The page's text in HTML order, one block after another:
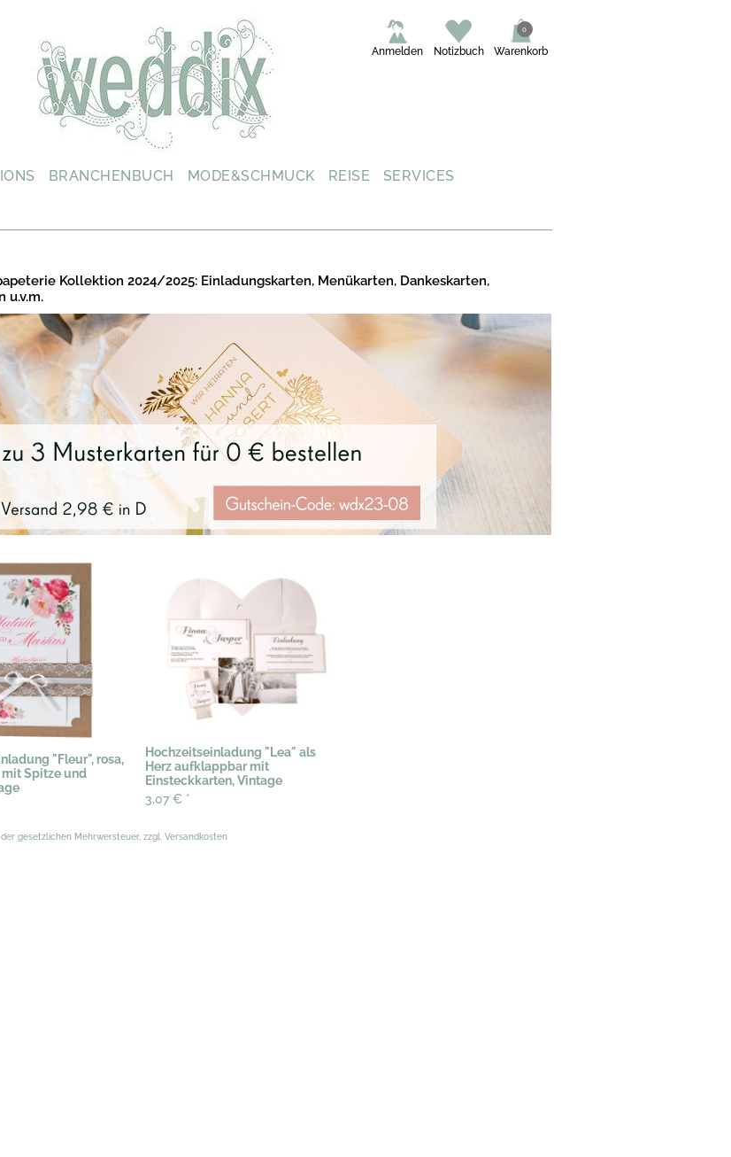
Warenkorb
0
Notizbuch
Anmelden
BRANCHENBUCH MODE&SCHMUCK REISE SERVICES
Kollektion 2024/2025: Einladungskarten, Menükarten, Dankeskarten,
u.v.m.
"Fleur", rosa,
Spitze und
Hochzeitseinladung "Lea" als
Herz aufklappbar mit
Einsteckkarten, Vintage
3,07 € *
der gesetzlichen Mehrwersteuer, zzgl. Versandkosten